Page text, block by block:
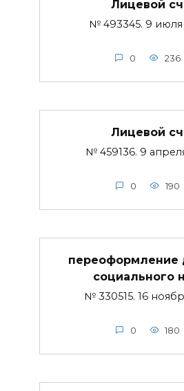
Лицевой
№ 493345. 9 июля
0 236
Лицевой
№ 459136. 9
0 190
переоформление
социального
№ 330515. 16
0 180